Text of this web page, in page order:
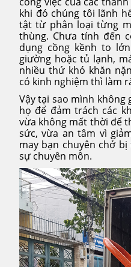
khi đó chúng tôi lãnh
tật từ phân loại từng
thùng. Chưa tính đến
dụng cồng kềnh to
giường hoặc tủ lạnh,
nhiều thứ khó khăn
có kinh nghiệm thì làm
Vậy tại sao mình không
họ để đảm trách các
vừa không mất thời để
sức, vừa an tâm vì
may bạn chuyên chở
sự chuyên môn.